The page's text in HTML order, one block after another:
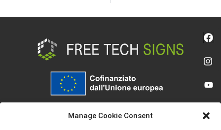
Manage Cookie Consent
solo o ai soli autori e non riflettono necessariamente le opinioni dell’Unione
europea o dell’Agenzia esecutiva europea per l’istruzione e la cultura (EACEA).